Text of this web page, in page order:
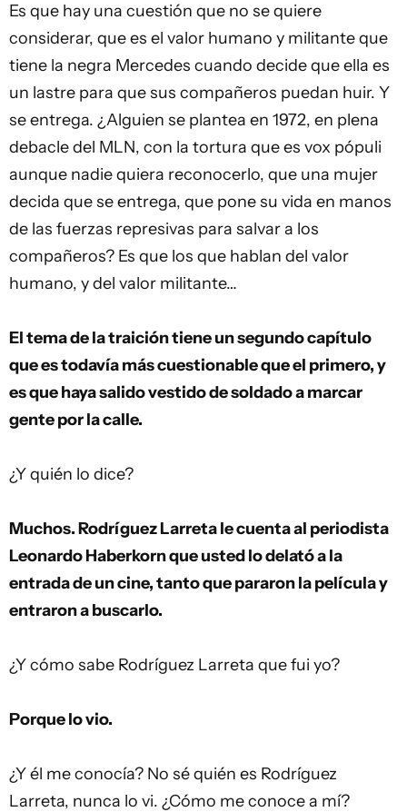
Es que hay una cuestión que no se quiere
considerar, que es el valor humano y militante que
tiene la negra Mercedes cuando decide que ella es
un lastre para que sus compañeros puedan huir. Y
se entrega. ¿Alguien se plantea en 1972, en plena
debacle del MLN, con la tortura que es vox pópuli
aunque nadie quiera reconocerlo, que una mujer
decida que se entrega, que pone su vida en manos
de las fuerzas represivas para salvar a los
compañeros? Es que los que hablan del valor
humano, y del valor militante…
El tema de la traición tiene un segundo capítulo
que es todavía más cuestionable que el primero, y
es que haya salido vestido de soldado a marcar
gente por la calle.
¿Y quién lo dice?
Muchos. Rodríguez Larreta le cuenta al periodista
Leonardo Haberkorn que usted lo delató a la
entrada de un cine, tanto que pararon la película y
entraron a buscarlo.
¿Y cómo sabe Rodríguez Larreta que fui yo?
Porque lo vio.
¿Y él me conocía? No sé quién es Rodríguez
Larreta, nunca lo vi. ¿Cómo me conoce a mí?